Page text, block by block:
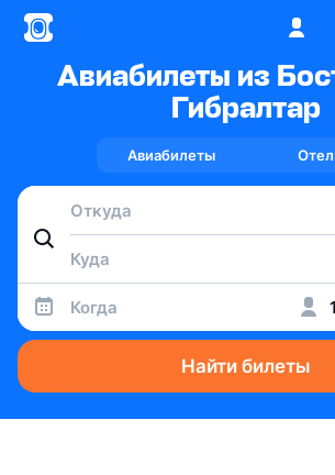
Авиабилеты из
Гибралтар
Авиабилеты
Когда
Найти билеты